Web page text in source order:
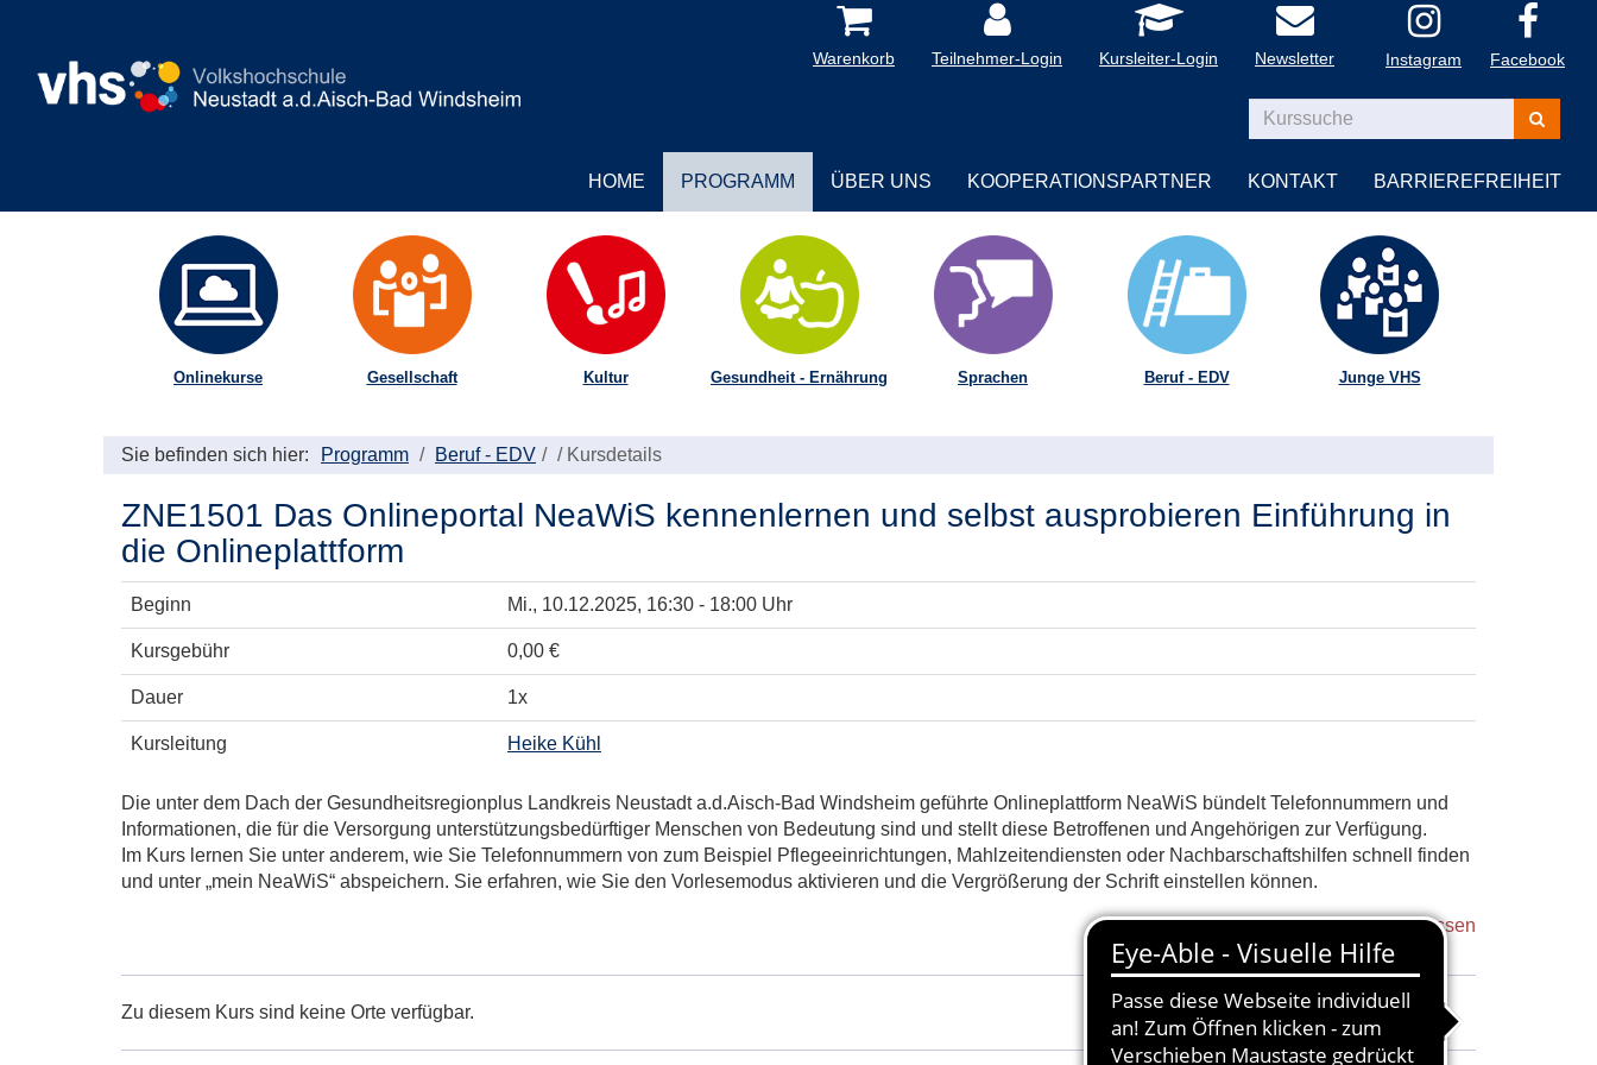
Warenkorb Teilnehmer-Login Kursleiter-Login Newsletter Instagram Facebook
Kurse
suchen
HOME PROGRAMM ÜBER UNS KOOPERATIONSPARTNER KONTAKT BARRIEREFREIHEIT
Onlinekurse Gesellschaft Kultur Gesundheit - Ernährung Sprachen Beruf - EDV Junge VHS
Sie befinden sich hier: Programm Beruf - EDV / Kursdetails
ZNE1501 Das Onlineportal NeaWiS kennenlernen und selbst ausprobieren Einführung in
die Onlineplattform
Beginn Mi., 10.12.2025, 16:30 - 18:00 Uhr
Kursgebühr 0,00 €
Dauer 1x
Kursleitung Heike Kühl
Die unter dem Dach der Gesundheitsregionplus Landkreis Neustadt a.d.Aisch-Bad Windsheim geführte Onlineplattform NeaWiS bündelt Telefonnummern und
Informationen, die für die Versorgung unterstützungsbedürftiger Menschen von Bedeutung sind und stellt diese Betroffenen und Angehörigen zur Verfügung.
Im Kurs lernen Sie unter anderem, wie Sie Telefonnummern von zum Beispiel Pflegeeinrichtungen, Mahlzeitendiensten oder Nachbarschaftshilfen schnell finden
und unter „mein NeaWiS“ abspeichern. Sie erfahren, wie Sie den Vorlesemodus aktivieren und die Vergrößerung der Schrift einstellen können.
Kurs abgeschlossen
Zu diesem Kurs sind keine Orte verfügbar.